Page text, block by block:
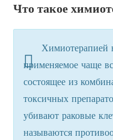
Что такое
Химиотерапией
применяемое чаще
состоящее из
токсичных
убивают раковые
называются